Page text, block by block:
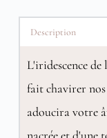
Description
L'iridescence
fait chavirer nos
adoucira votre